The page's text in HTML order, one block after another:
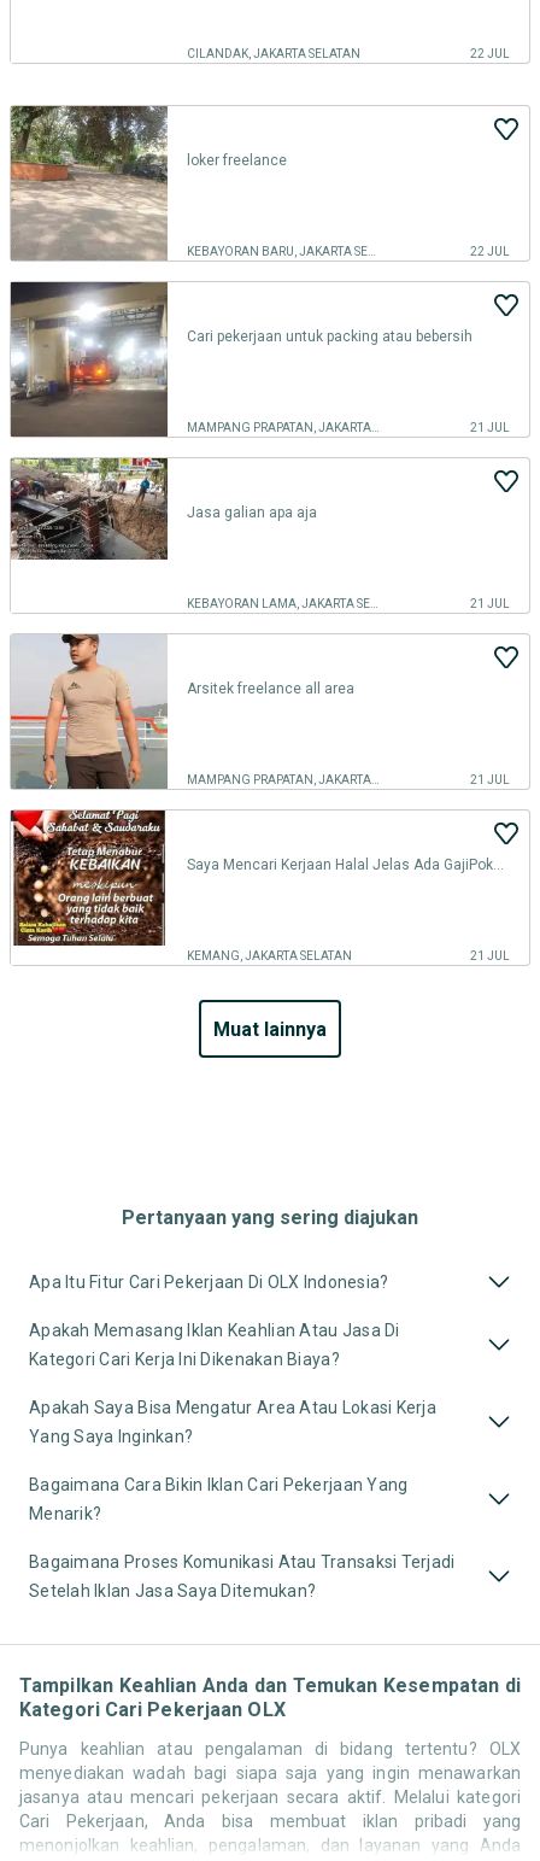
CILANDAK, JAKARTA SELATAN 22 JUL
loker freelance
22 JUL
Cari pekerjaan untuk packing atau bebersih
21 JUL
Jasa galian apa aja
21 JUL
Arsitek freelance all area
21 JUL
Saya Mencari Kerjaan Halal Jelas Ada GajiPokok+Mess
KEMANG, JAKARTA SELATAN 21 JUL
muat lainnya
Pertanyaan yang sering diajukan
Apa Itu Fitur Cari Pekerjaan Di OLX Indonesia?
Apakah Memasang Iklan Keahlian Atau Jasa Di
Kategori Cari Kerja Ini Dikenakan Biaya?
Apakah Saya Bisa Mengatur Area Atau Lokasi Kerja
Yang Saya Inginkan?
Bagaimana Cara Bikin Iklan Cari Pekerjaan Yang
Menarik?
Bagaimana Proses Komunikasi Atau Transaksi Terjadi
Setelah Iklan Jasa Saya Ditemukan?
Tampilkan Keahlian Anda dan Temukan Kesempatan di
Kategori Cari Pekerjaan OLX
Punya keahlian atau pengalaman di bidang tertentu? OLX
menyediakan wadah bagi siapa saja yang ingin menawarkan
jasanya atau mencari pekerjaan secara aktif. Melalui kategori
Cari Pekerjaan, Anda bisa membuat iklan pribadi yang
menonjolkan keahlian, pengalaman, dan layanan yang Anda